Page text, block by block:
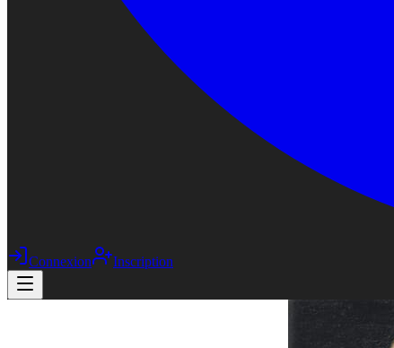
Connexion Inscription